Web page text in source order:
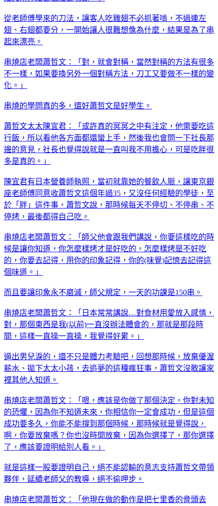
從老師傅學來的刀法，讓客人吃雞翅不必抓著啃，不過連左
翅、右翅都要分，一開始讓人很難想像為什麼，結果是為了串
起來漂亮。
串燒店老闆蕭哲文：「對，就會對稱，當然對稱的方法有很多
不一樣，如果要換另外一個對稱方法，刀工又要做不一樣的變
化。」
串燒的學問真的多，還好蕭哲文是好學生。
蕭哲文太太陳宜君：「或許真的冥冥之中有注定，他需要吃這
行飯，所以看他各方面都還蠻上手，然後我也會問一下社長那
邊的意見，社長也覺得說就是一直叫我不用擔心，可是吃胖很
多是真的。」
陳宜君有日本營養師執照，當初就靠她的餐飲人脈，讓東京銀
座老師傅同意收蕭哲文這個年過35，又沒任何經驗的學徒，至
於「胖」這件事，蕭哲文說，那時候每天不停切、不停串、不
停烤，最後都得自己吃。
串燒店老闆蕭哲文：「師父他會跟我們講說，你要這樣吃的時
候是讓你知道，你怎麼樣烤才是好吃的，怎麼樣烤是不好吃
的，你要去記得，用你的印象記得，你的(味覺)記憶去記得這
個味道。」
而且要讓印象永不磨滅，師父規定，一天的功課是150串。
串燒店老闆蕭哲文：「日本常常講說…對食材用愛放入感情，
對，那個東西是我(以前)一直沒辦法體會的，那就是那段時
間，這樣一直操一直操，我覺得好累。」
逼出男兒淚的，還不只是體力考驗吧，回想那時候，放棄優渥
薪水、拋下太太小孩，去追夢的這種瘋狂事，蕭哲文沒敢讓家
裡其他人知道。
串燒店老闆蕭哲文：「嗯，應該是你做了那個決定，你對未知
的恐懼，因為你不知道未來，你相信你一定會成功，但是這個
成功要多久，你能不能撐到那個時候，那時候就是覺得說，
啊，你要放棄嗎？你也沒時間放棄，因為你選擇了，那你選擇
了，應該要證明給別人看。」
就是這樣一股要證明自己，絕不能認輸的意志支持蕭哲文帶領
夥伴，延續老師父的教導，絕不偷呷步。
串燒店老闆蕭哲文：「他現在做的動作是把七里香的骨頭去